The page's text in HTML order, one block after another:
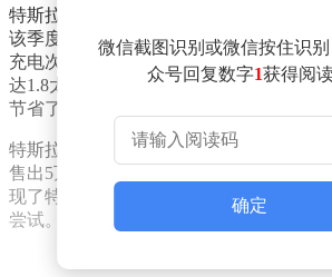
特斯拉近日公布了第三季度充电业务的运
该季度全球超级充电网络新增4000个充电
充电次数达5400万次，同比增长31%；
达1.8太瓦时，同比增长29%。特斯拉充
节省了8.42亿升汽油，相当于减少20亿千
特斯拉位于洛杉矶的超级充电站餐厅在
售出5万个“特斯拉汉堡”，日均销量约
现了特斯拉在能源领域的扩张，也展现
尝试。
微信截图识别或微信按住识
众号回复数字1获得阅
确定